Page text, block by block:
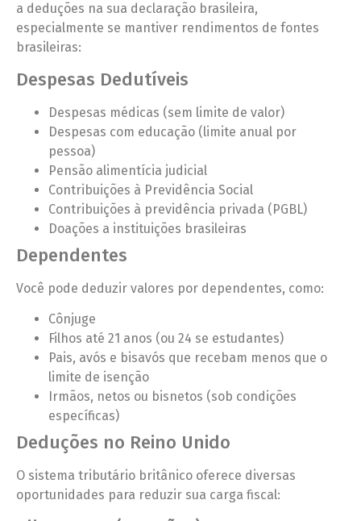
a deduções na sua declaração brasileira,
especialmente se mantiver rendimentos de fontes
brasileiras:
Despesas Dedutíveis
Despesas médicas (sem limite de valor)
Despesas com educação (limite anual por
pessoa)
Pensão alimentícia judicial
Contribuições à Previdência Social
Contribuições à previdência privada (PGBL)
Doações a instituições brasileiras
Dependentes
Você pode deduzir valores por dependentes, como:
Cônjuge
Filhos até 21 anos (ou 24 se estudantes)
Pais, avós e bisavós que recebam menos que o
limite de isenção
Irmãos, netos ou bisnetos (sob condições
específicas)
Deduções no Reino Unido
O sistema tributário britânico oferece diversas
oportunidades para reduzir sua carga fiscal: